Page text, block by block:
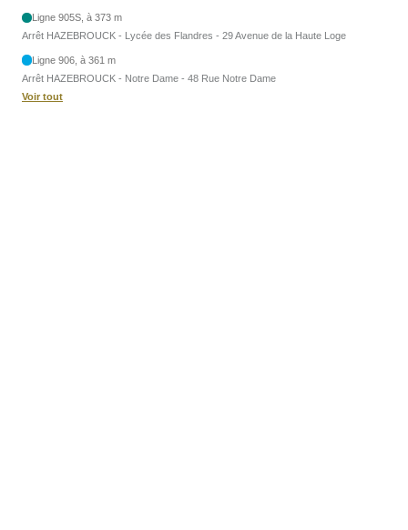
Ligne 905S, à 373 m
Arrêt HAZEBROUCK - Lycée des Flandres - 29 Avenue de la Haute Loge
Ligne 906, à 361 m
Arrêt HAZEBROUCK - Notre Dame - 48 Rue Notre Dame
Voir tout